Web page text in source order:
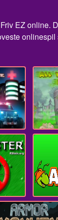
EZ online.